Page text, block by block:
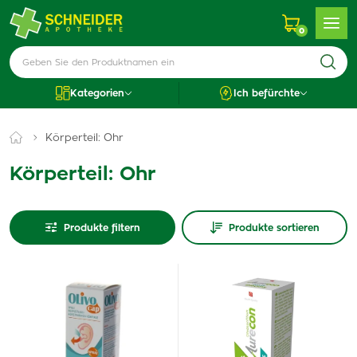
0
Kategorien Ich befürchte
Körperteil: Ohr
Körperteil: Ohr
Produkte filtern Produkte sortieren